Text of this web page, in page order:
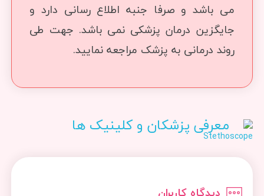
می باشد و صرفا جنبه اطلاع رسانی دارد و
جایگزین درمان پزشکی نمی باشد. جهت طی
روند درمانی به پزشک مراجعه نمایید.
معرفی پزشکان و کلینیک ها